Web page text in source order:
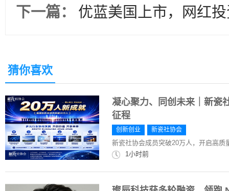
下一篇：
优蓝美国上市，网红
猜你喜欢
凝心聚力、同创未来｜新瓷
征程
创新创业 新瓷社协会
新瓷社协会成员突破20万人，开启高质
1小时前